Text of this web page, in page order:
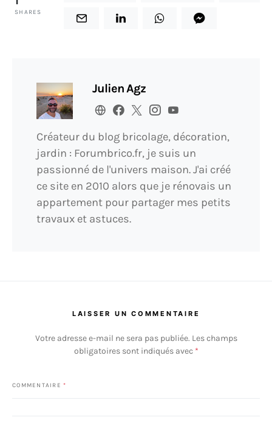
SHARES
Julien Agz
Créateur du blog bricolage, décoration,
jardin : Forumbrico.fr, je suis un
passionné de l'univers maison. J'ai créé
ce site en 2010 alors que je rénovais un
appartement pour partager mes petits
travaux et astuces.
LAISSER UN COMMENTAIRE
Votre adresse e-mail ne sera pas publiée. Les champs
obligatoires sont indiqués avec *
COMMENTAIRE *